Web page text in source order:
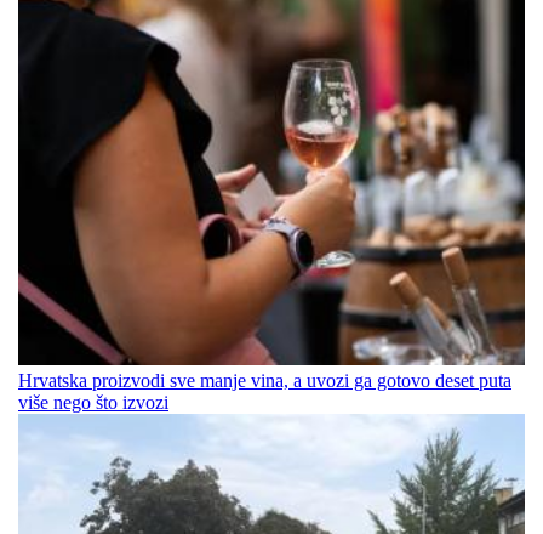
Hrvatska proizvodi sve manje vina, a uvozi ga gotovo deset puta
više nego što izvozi